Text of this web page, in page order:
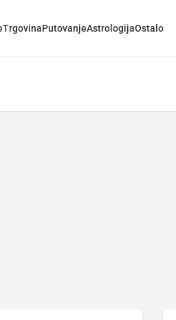
TrgovinaPutovanjeAstrologijaOstalo